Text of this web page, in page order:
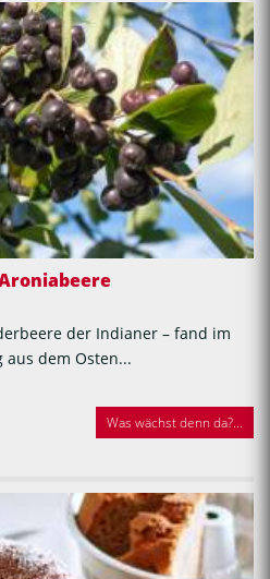
der Indianer – fand im
aus dem Osten...
Was wächst denn da?...